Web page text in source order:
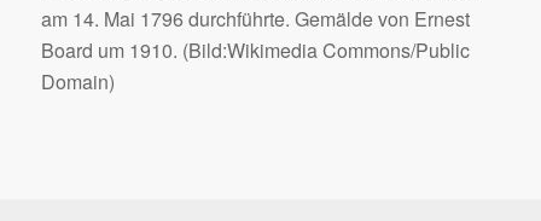
am 14. Mai 1796 durchführte. Gemälde von Ernest
Board um 1910. (Bild:Wikimedia Commons/Public
Domain)